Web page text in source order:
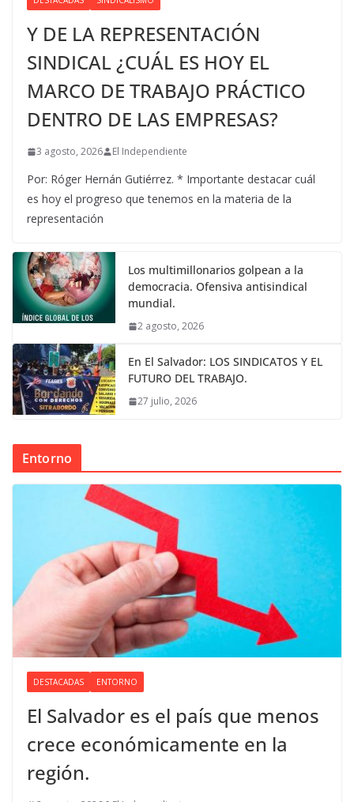
Y DE LA REPRESENTACIÓN
SINDICAL ¿CUÁL ES HOY EL
MARCO DE TRABAJO PRÁCTICO
DENTRO DE LAS EMPRESAS?
3 agosto, 2026 El Independiente
Por: Róger Hernán Gutiérrez. * Importante destacar cuál
es hoy el progreso que tenemos en la materia de la
representación
Los multimillonarios golpean a la
democracia. Ofensiva antisindical
mundial.
2 agosto, 2026
En El Salvador: LOS SINDICATOS Y EL
FUTURO DEL TRABAJO.
27 julio, 2026
Entorno
DESTACADAS ENTORNO
El Salvador es el país que menos
crece económicamente en la
región.